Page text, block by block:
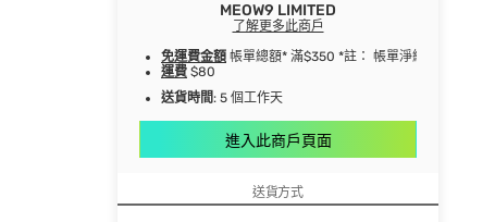
MEOW9 LIMITED
了解更多此商戶
免運費金額 帳單總額* 滿$350 *註： 帳單淨總額指扣除
運費 $80
送貨時間: 5 個工作天
進入此商戶頁面
送貨方式